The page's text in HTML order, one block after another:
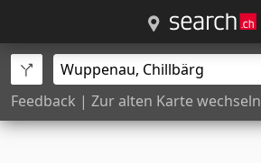
Feedback | Zur alten Karte wechseln